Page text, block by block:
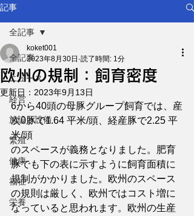
記事
全記事
ニュース
経営
施設と設備
繁殖
健康
福祉
栄養
全記事
欧州の規制：飼育密度
koket001
2023年8月30日 読了時間: 1分
更新日： 2023年9月13日
6から40頭の母豚グループ飼育では、産
次0豚で1.64 平米/頭、経産豚で2.25 平
米/頭
のスペースが義務となりました。肥育
豚でも下の表に示すように飼育面積に
規制がかかりました。欧州のスペース
の規則は厳しく、欧州ではコスト増に
なっていると思われます。欧州の生産